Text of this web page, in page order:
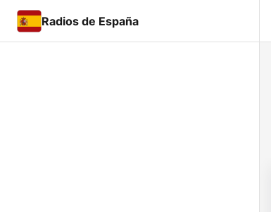
Radios de España